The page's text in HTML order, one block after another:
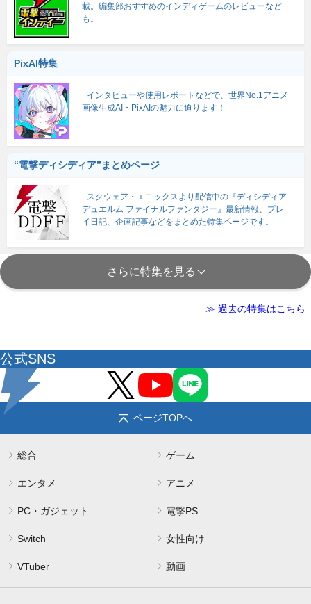
載。編集部おすすめのインディゲームのレビューなど
も。
PixAI特集
インタビューや使用レポートなどで、世界No.1アニメ
画像生成AI・PixAIの魅力に迫ります！
“電撃ディシディア”まとめページ
スクウェア・エニックスより配信中の『ディシディア
デュエルム ファイナルファンタジー』最新情報、プレ
イ日記、企画記事などをまとめた特集ページです。
さらに特集を見る
≫ 過去の特集はこちら
公式SNS
ページTOPへ
総合 ゲーム
エンタメ アニメ
PC・ガジェット 電撃PS
Switch 女性向け
VTuber 動画